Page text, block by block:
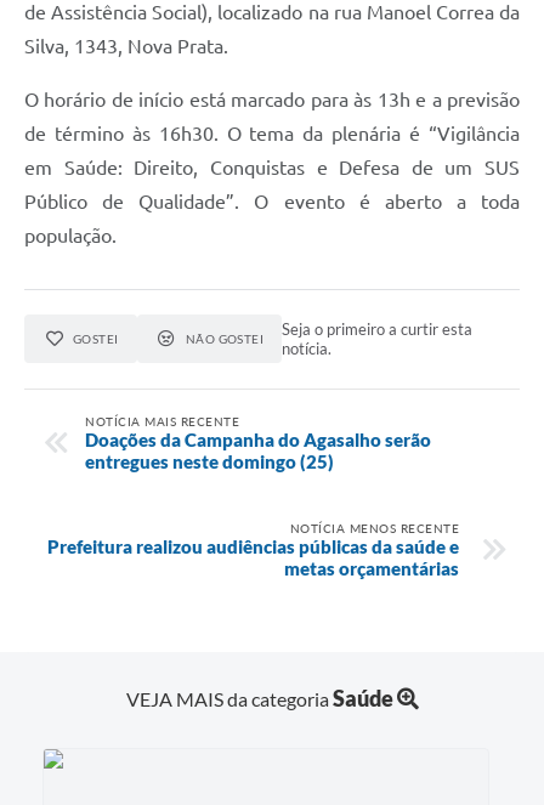
de Assistência Social), localizado na rua Manoel Correa da
Silva, 1343, Nova Prata.
O horário de início está marcado para às 13h e a previsão
de término às 16h30. O tema da plenária é “Vigilância
em Saúde: Direito, Conquistas e Defesa de um SUS
Público de Qualidade”. O evento é aberto a toda
população.
GOSTEI NÃO GOSTEI
Seja o primeiro a curtir esta
notícia.
NOTÍCIA MAIS RECENTE
Doações da Campanha do Agasalho serão
entregues neste domingo (25)
NOTÍCIA MENOS RECENTE
Prefeitura realizou audiências públicas da saúde e
metas orçamentárias
VEJA MAIS da categoriaSaúde